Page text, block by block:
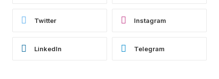
Twitter Instagram
LinkedIn Telegram